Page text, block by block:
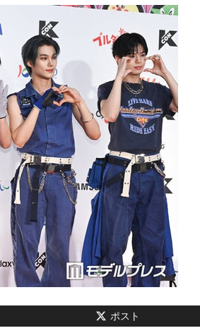
ポスト